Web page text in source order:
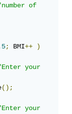
"number of
; BMI++
)
"Enter your
();
"Enter your